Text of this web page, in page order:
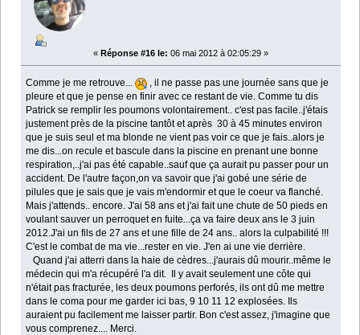
« Réponse #16 le: 06 mai 2012 à 02:05:29 »
Comme je me retrouve...
, il ne passe pas une journée sans que je
pleure et que je pense en finir avec ce restant de vie. Comme tu dis
Patrick se remplir les poumons volontairement.. c'est pas facile..j'étais
justement près de la piscine tantôt et après 30 à 45 minutes environ
que je suis seul et ma blonde ne vient pas voir ce que je fais..alors je
me dis...on recule et bascule dans la piscine en prenant une bonne
respiration,..j'ai pas été capable..sauf que ça aurait pu passer pour un
accident. De l'autre façon,on va savoir que j'ai gobé une série de
pilules que je sais que je vais m'endormir et que le coeur va flanché.
Mais j'attends.. encore. J'ai 58 ans et j'ai fait une chute de 50 pieds en
voulant sauver un perroquet en fuite...ça va faire deux ans le 3 juin
2012.J'ai un fils de 27 ans et une fille de 24 ans.. alors la culpabilité !!!
C'est le combat de ma vie...rester en vie. J'en ai une vie derrière.
Quand j'ai atterri dans la haie de cèdres...j'aurais dû mourir..même le
médecin qui m'a récupéré l'a dit. Il y avait seulement une côte qui
n'était pas fracturée, les deux poumons perforés, ils ont dû me mettre
dans le coma pour me garder ici bas, 9 10 11 12 explosées. Ils
auraient pu facilement me laisser partir. Bon c'est assez, j'imagine que
vous comprenez.... Merci.